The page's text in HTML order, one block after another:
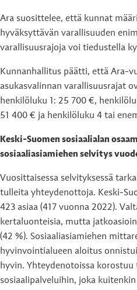
Ara suosittelee, että kunnat
hyväksyttävän varallisuuden
varallisuusrajoja voi tiedustella
Kunnanhallitus päätti, että Ara-
asukasvalinnan varallisuusrajat
henkilöluku 1: 25 700 €,
51 400 € ja henkilöluku 4 tai
Keski-Suomen sosiaalialan
sosiaaliasiamiehen selvitys
Vuosittaisessa selvityksessä
tulleita yhteydenottoja. Keski-
423 asiaa (417 vuonna 2022).
kertaluonteisia, mutta
(42 %). Sosiaaliasiamiehen
hyvinvointialueen aloitus
hyvin. Yhteydenotoissa
sosiaalipalveluihin, joka